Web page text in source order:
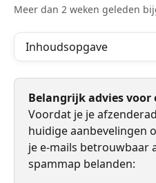
Meer dan 2 weken geleden
Inhoudsopgave
Belangrijk advies
Voordat je je
huidige aanbevelingen
je e-mails betrouwbaar
spammap belanden: